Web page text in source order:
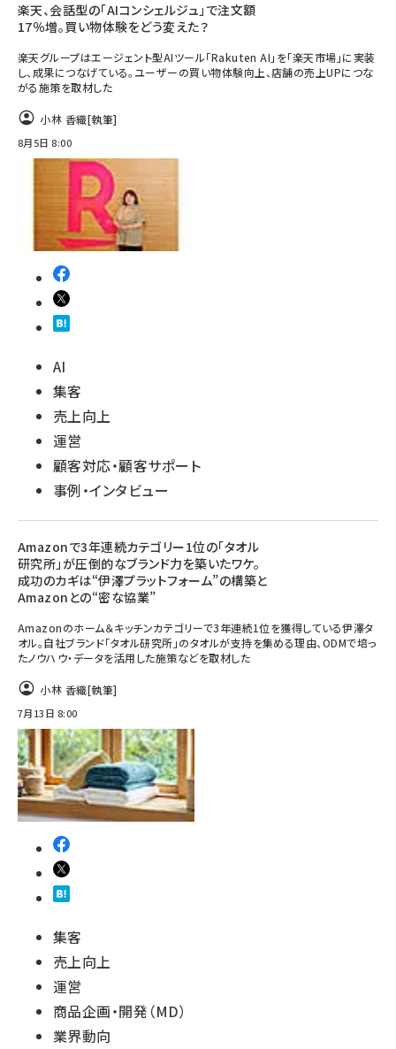
楽天、会話型の「AIコンシェルジュ」で注文額
17％増。買い物体験をどう変えた？
楽天グループはエージェント型AIツール「Rakuten AI」を「楽天市場」に実装
し、成果につなげている。ユーザーの買い物体験向上、店舗の売上UPにつな
がる施策を取材した
小林 香織[執筆]
8月5日 8:00
AI
集客
売上向上
運営
顧客対応・顧客サポート
事例・インタビュー
Amazonで3年連続カテゴリー1位の「タオル
研究所」が圧倒的なブランド力を築いたワケ。
成功のカギは“伊澤プラットフォーム”の構築と
Amazonとの“密な協業”
Amazonのホーム＆キッチンカテゴリーで3年連続1位を獲得している伊澤タ
オル。自社ブランド「タオル研究所」のタオルが支持を集める理由、ODMで培っ
たノウハウ・データを活用した施策などを取材した
小林 香織[執筆]
7月13日 8:00
集客
売上向上
運営
商品企画・開発（MD）
業界動向